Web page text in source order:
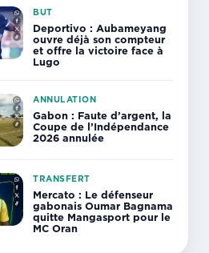
BUT
Deportivo : Aubameyang
ouvre déjà son compteur
et offre la victoire face à
Lugo
ANNULATION
Gabon : Faute d’argent, la
Coupe de l’Indépendance
2026 annulée
TRANSFERT
Mercato : Le défenseur
gabonais Oumar Bagnama
quitte Mangasport pour le
MC Oran